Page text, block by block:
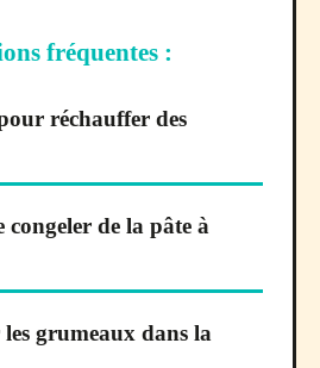
fréquentes :
réchauffer des
congeler de la pâte à
grumeaux dans la